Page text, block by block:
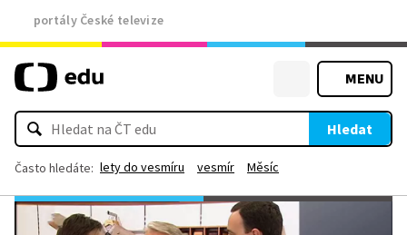
portály České televize
MENU
Hledat
Často hledáte: lety do vesmíru vesmír Měsíc